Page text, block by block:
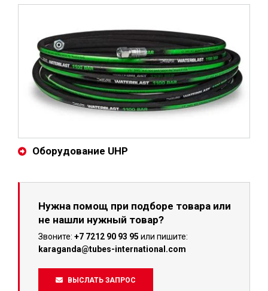
Оборудование UHP
Нужна помощ при подборе товара или
не нашли нужный товар?
Звоните: +7 7212 90 93 95 или пишите:
karaganda@tubes-international.com
ВЫСЛАТЬ ЗАПРОС